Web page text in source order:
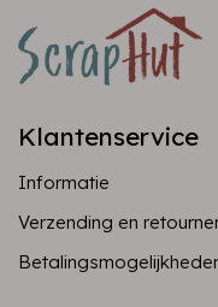
Klantenservice
Informatie
Verzending en